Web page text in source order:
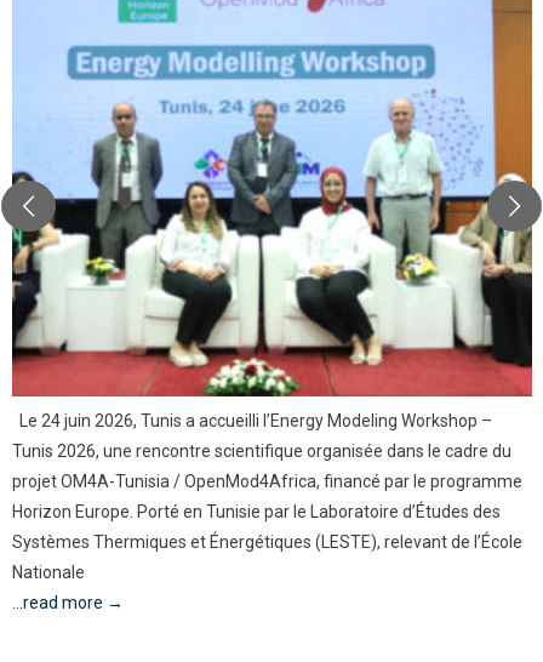
Le 24 juin 2026, Tunis a accueilli l’Energy Modeling Workshop –
Tunis 2026, une rencontre scientifique organisée dans le cadre du
projet OM4A-Tunisia / OpenMod4Africa, financé par le programme
Horizon Europe. Porté en Tunisie par le Laboratoire d’Études des
Systèmes Thermiques et Énergétiques (LESTE), relevant de l’École
Nationale
...read more →